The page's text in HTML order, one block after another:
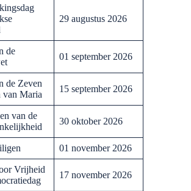
29 augustus 2026
de
01 september 2026
de Zeven
van Maria
15 september 2026
van de
30 oktober 2026
01 november 2026
Vrijheid
17 november 2026